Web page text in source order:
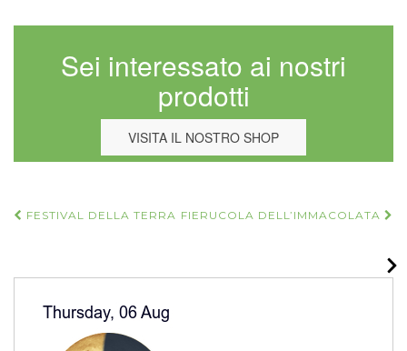
Sei interessato ai nostri
prodotti
VISITA IL NOSTRO SHOP
Navigazione
FESTIVAL DELLA TERRA FIERUCOLA DELL’IMMACOLATA